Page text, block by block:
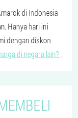
di Indonesia
Hanya hari ini
dengan diskon
di negara lain?.